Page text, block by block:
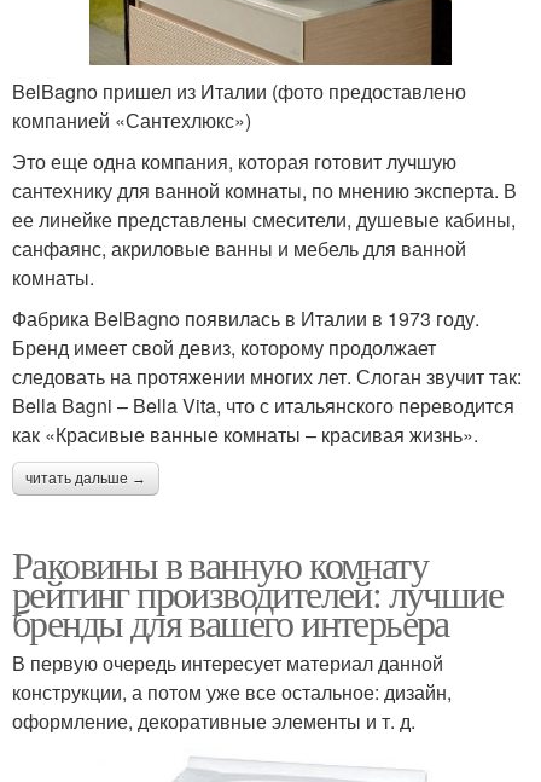
BelBagno пришел из Италии (фото предоставлено
компанией «Сантехлюкс»)
Это еще одна компания, которая готовит лучшую
сантехнику для ванной комнаты, по мнению эксперта. В
ее линейке представлены смесители, душевые кабины,
санфаянс, акриловые ванны и мебель для ванной
комнаты.
Фабрика BelBagno появилась в Италии в 1973 году.
Бренд имеет свой девиз, которому продолжает
следовать на протяжении многих лет. Слоган звучит так:
Bella Bagni – Bella Vita, что с итальянского переводится
как «Красивые ванные комнаты – красивая жизнь».
читать дальше →
Раковины в ванную комнату
рейтинг производителей: лучшие
бренды для вашего интерьера
В первую очередь интересует материал данной
конструкции, а потом уже все остальное: дизайн,
оформление, декоративные элементы и т. д.